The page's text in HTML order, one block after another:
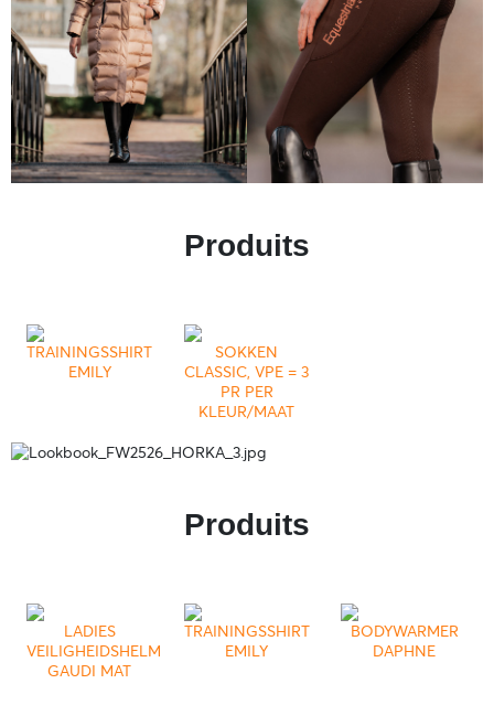
Produits
TRAININGSSHIRT
EMILY
SOKKEN
CLASSIC, VPE = 3
PR PER
KLEUR/MAAT
Produits
LADIES
VEILIGHEIDSHELM
GAUDI MAT
TRAININGSSHIRT
EMILY
BODYWARMER
DAPHNE